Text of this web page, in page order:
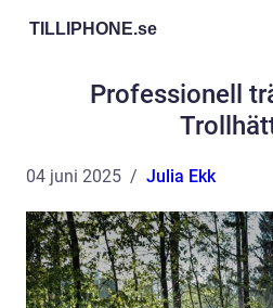
TILLIPHONE.se
Professionell
04 juni 2025 Julia Ekk